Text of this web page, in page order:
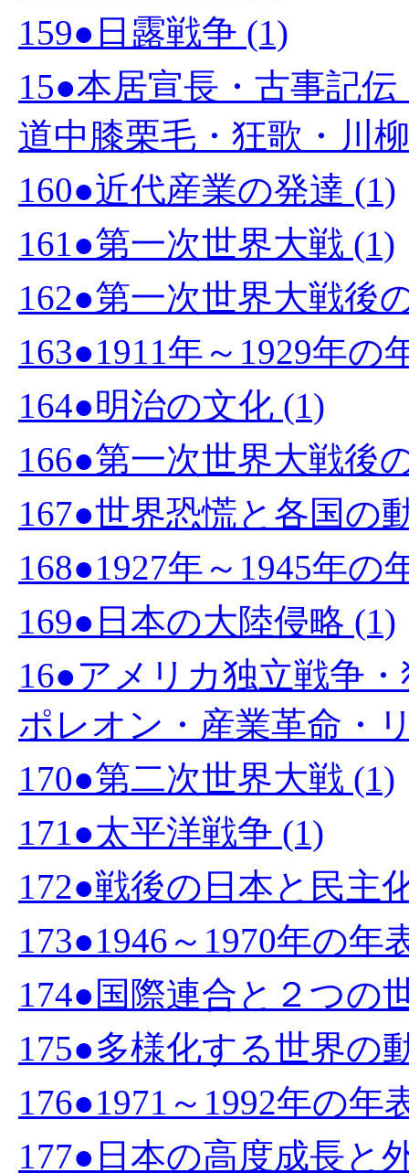
159●日露戦争 (1)
15●本居宣長・古事記
道中膝栗毛・狂歌・川
160●近代産業の発達 (1)
161●第一次世界大戦 (1)
162●第一次世界大戦後
163●1911年～1929年の
164●明治の文化 (1)
166●第一次世界大戦後
167●世界恐慌と各国の
168●1927年～1945年の
169●日本の大陸侵略 (1)
16●アメリカ独立戦争
ポレオン・産業革命・
170●第二次世界大戦 (1)
171●太平洋戦争 (1)
172●戦後の日本と民主
173●1946～1970年の年
174●国際連合と２つの
175●多様化する世界の
176●1971～1992年の年
177●日本の高度成長と